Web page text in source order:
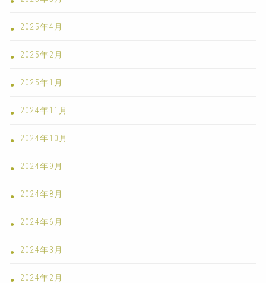
2025年4月
2025年2月
2025年1月
2024年11月
2024年10月
2024年9月
2024年8月
2024年6月
2024年3月
2024年2月